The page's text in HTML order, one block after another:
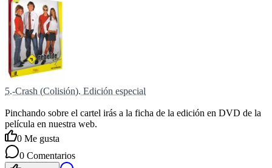
5.-Crash (Colisión). Edición especial
Pinchando sobre el cartel irás a la ficha de la edición en DVD de la
película en nuestra web.
0 Me gusta
0 Comentarios